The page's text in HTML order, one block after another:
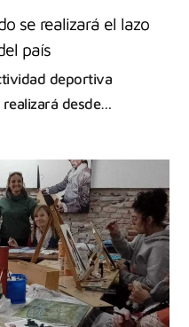
se realizará el lazo
país
deportiva
realizará desde…